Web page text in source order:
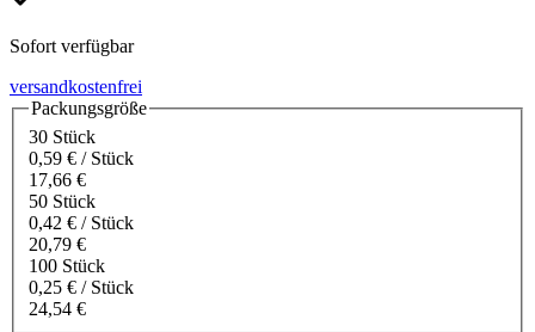
Sofort verfügbar
versandkostenfrei
Packungsgröße
30 Stück
0,59 € / Stück
17,66 €
50 Stück
0,42 € / Stück
20,79 €
100 Stück
0,25 € / Stück
24,54 €